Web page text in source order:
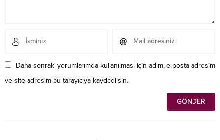
Daha sonraki yorumlarımda kullanılması için adım, e-posta adresim
ve site adresim bu tarayıcıya kaydedilsin.